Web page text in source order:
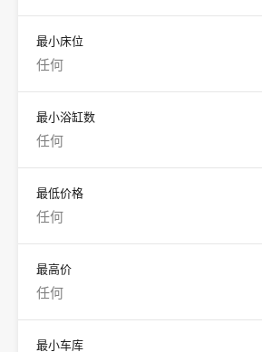
最小床位
任何
最小浴缸数
任何
最低价格
任何
最高价
任何
最小车库